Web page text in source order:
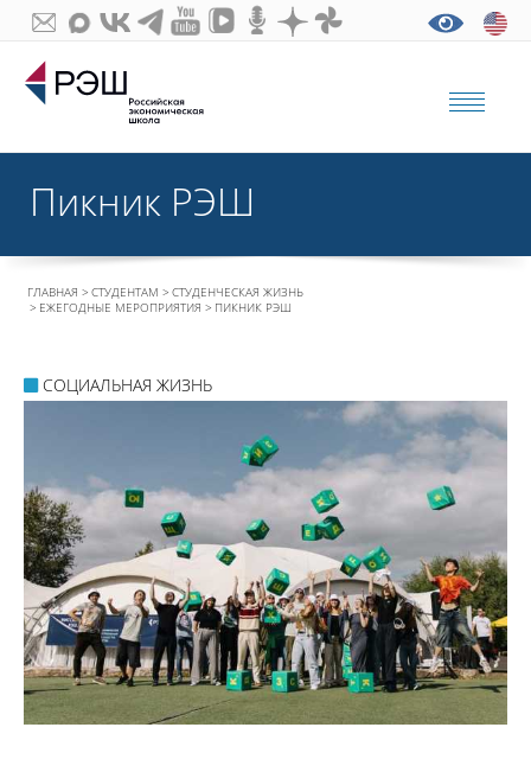
Пикник РЭШ
ГЛАВНАЯ СТУДЕНТАМ
СТУДЕНЧЕСКАЯ ЖИЗНЬ
ЕЖЕГОДНЫЕ МЕРОПРИЯТИЯ
ПИКНИК РЭШ
СОЦИАЛЬНАЯ ЖИЗНЬ